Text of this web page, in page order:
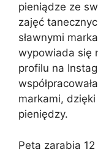
pieniądze ze
zajęć
sławnymi
wypowiada się
profilu na
markami,
pieniędzy.
Peta zarabia